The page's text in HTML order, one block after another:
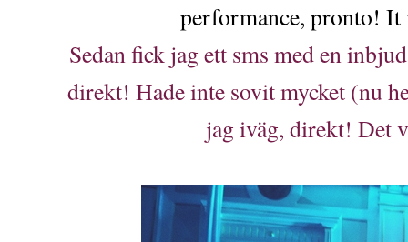
performance, pronto! It
Sedan fick jag ett sms med en
direkt! Hade inte sovit mycket (nu
jag iväg, direkt! Det